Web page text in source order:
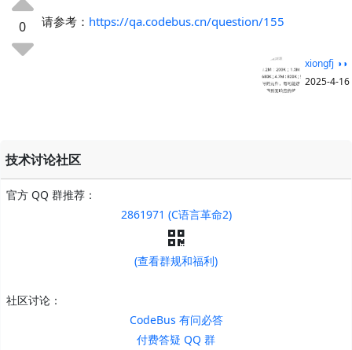
0 请参考： https://qa.codebus.cn/question/155
xiongfj ◑◑
2025-4-16
技术讨论社区
官方 QQ 群推荐：
2861971 (C语言革命2)
(查看群规和福利)
社区讨论：
CodeBus 有问必答
付费答疑 QQ 群